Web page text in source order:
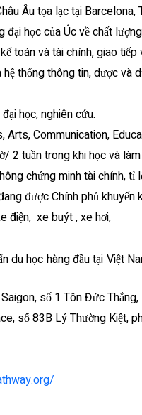
Âu tọa lạc tại Barcelona,
học của Úc về chất
toán và tài chính, giao
thống thông tin, dược
học, nghiên cứu.
Arts, Communication,
2 tuần trong khi học và
chứng minh tài chính, tỉ
được Chính phủ khuyến
điện, xe buýt , xe hơi,
du học hàng đầu tại Việt
số 1 Tôn Đức Thắng,
số 83B Lý Thường Kiệt,